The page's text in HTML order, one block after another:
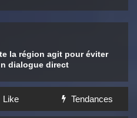
la région agit pour éviter
dialogue direct
Like Tendances